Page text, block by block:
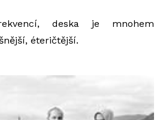
deska je mnohem
éteričtější.